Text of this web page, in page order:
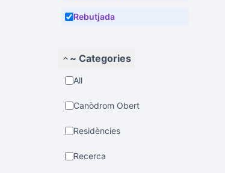
Rebutjada
~ Categories
All
Canòdrom Obert
Residències
Recerca